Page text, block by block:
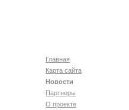
Главная
Карта сайта
Новости
Партнеры
О проекте